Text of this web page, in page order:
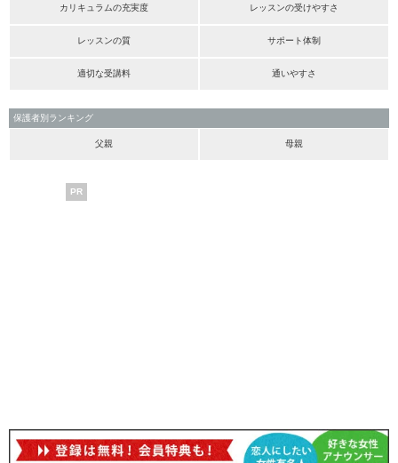
カリキュラムの充実度 レッスンの受けやすさ
レッスンの質 サポート体制
適切な受講料 通いやすさ
保護者別ランキング
父親 母親
PR